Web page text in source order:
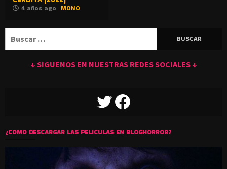
4 años ago MONO
↓ SIGUENOS EN NUESTRAS REDES SOCIALES ↓
TWITTERFACEBOOK
¿COMO DESCARGAR LAS PELICULAS EN BLOGHORROR?